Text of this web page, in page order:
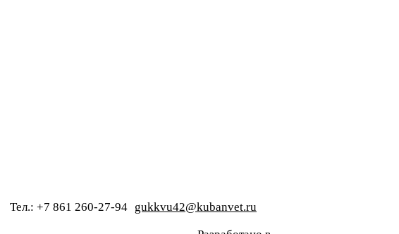
Тел.: +7 861 260-27-94 gukkvu42@kubanvet.ru